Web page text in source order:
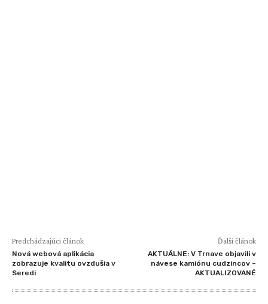
Predchádzajúci článok
Nová webová aplikácia
zobrazuje kvalitu ovzdušia v
Seredi
Ďalší článok
AKTUÁLNE: V Trnave objavili v
návese kamiónu cudzincov –
AKTUALIZOVANÉ